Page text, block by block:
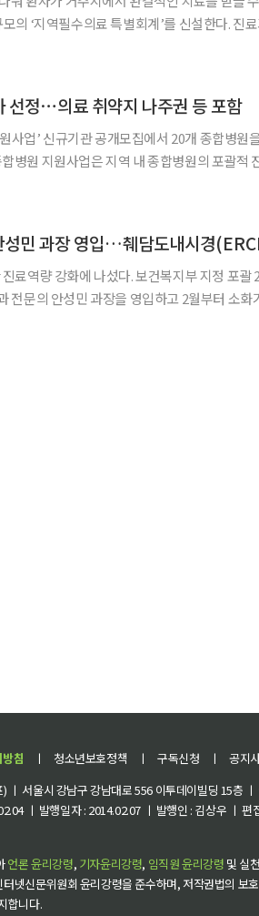
의 ‘지역필수의료 특별회계’를 신설한다. 진료
선정⋯의료 취약지 나주권 등 포함
사업’ 신규기관 공개모집에서 20개 종합병원
섰다. 보건복지부 지정 포괄 2차 종
전문의 안성민 과장을 영입하고 2월부터 소화
침 ㅣ 청소년보호정책 ㅣ 구독신청 ㅣ 공지
ㅣ 서울시 강남구 강남대로 556 이투데이빌딩 15층
ㅣ 발행일자 : 2014.02.07 ㅣ 발행인 : 김상우 ㅣ
언론 윤리강령, 기자윤리강령, 임직원 윤리강령 및 실
넷신문위원회 윤리강령을 준수하며, 저작권법의 보
합니다.